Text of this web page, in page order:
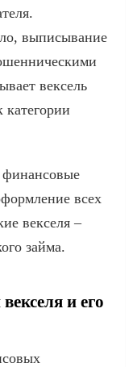
выписывание
вексель
категории
финансовые
всех
векселя –
займа.
и его